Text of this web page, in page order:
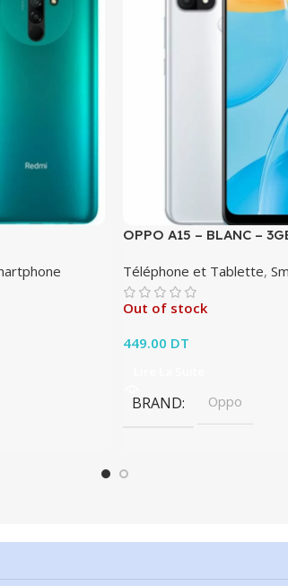
499.00 DT.
OPPO A15 – BLANC –
Téléphone et Tablette,
Out of stock
449.00 DT
BRAND Oppo